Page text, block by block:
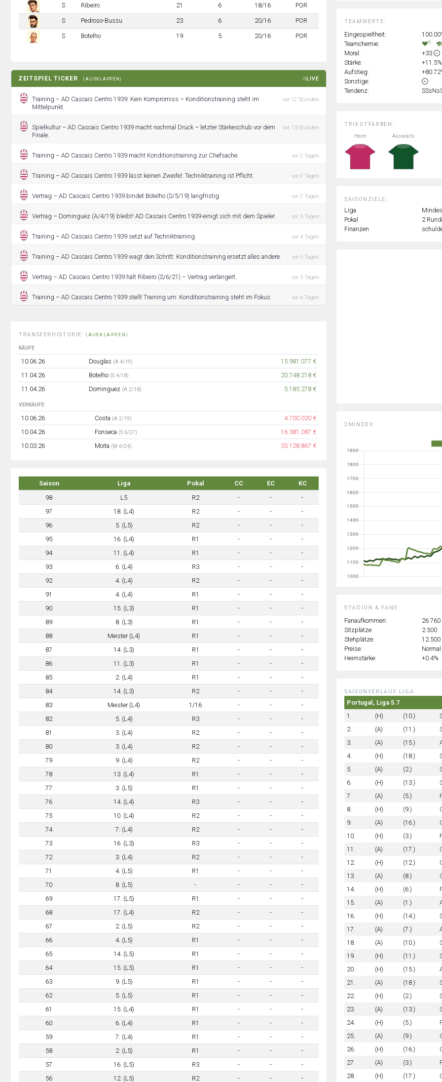
S Ribeiro 21 6 18/16 POR
S Pedroso-Bussu 23 6 20/16 POR
S Botelho 19 5 20/16 POR
ZEITSPIEL TICKER (AUSKLAPPEN) LIVE
Training – AD Cascais Centro 1939: Kein Kompromiss – Konditionstraining steht im
Mittelpunkt.
vor 12 Stunden
Spielkultur – AD Cascais Centro 1939 macht nochmal Druck – letzter Stärkeschub vor dem
Finale.
vor 13 Stunden
Training – AD Cascais Centro 1939 macht Konditionstraining zur Chefsache. vor 2 Tagen
Training – AD Cascais Centro 1939 lässt keinen Zweifel: Techniktraining ist Pflicht. vor 2 Tagen
Vertrag – AD Cascais Centro 1939 bindet Botelho (S/5/19) langfristig. vor 2 Tagen
Vertrag – Dominguez (A/4/19) bleibt! AD Cascais Centro 1939 einigt sich mit dem Spieler. vor 3 Tagen
Training – AD Cascais Centro 1939 setzt auf Techniktraining. vor 4 Tagen
Training – AD Cascais Centro 1939 wagt den Schritt: Konditionstraining ersetzt alles andere. vor 5 Tagen
Vertrag – AD Cascais Centro 1939 hält Ribeiro (S/6/21) – Vertrag verlängert. vor 5 Tagen
Training – AD Cascais Centro 1939 stellt Training um: Konditionstraining steht im Fokus. vor 6 Tagen
TRANSFERHISTORIE:(AUSKLAPPEN)
KÄUFE
10.06.26 Douglas (A 4/19)
15.981.077 €
11.04.26
Botelho (S 4/18)
20.748.218 €
11.04.26
Dominguez (A 2/18) 5.185.278 €
VERKÄUFE
10.06.26 Costa (A 2/19)
4.700.020 €
10.04.26
Fonseca (S 6/27)
16.381.087 €
10.03.26
Moita (M 6/24) 35.128.867 €
Saison Liga Pokal CC EC
KC
98
L5 R2 - -
-
97
18. (L4) R2 - -
-
96
5. (L5) R2 - -
-
95
16. (L4) R1 - -
-
94
11. (L4) R1 - -
-
93
6. (L4) R3 - -
-
92
4. (L4) R2 - -
-
91
4. (L4) R1 - -
-
90
15. (L3) R1 - -
-
89
8. (L3) R1 - -
-
88
Meister (L4) R1 - -
-
87
14. (L3) R1 - -
-
86
11. (L3) R1 - -
-
85
2. (L4) R1 - -
-
84
14. (L3) R2 - -
-
83
Meister (L4) 1/16 - -
-
82
5. (L4) R3 - -
-
81
3. (L4) R2 - -
-
80
3. (L4) R2 - -
-
79
9. (L4) R2 - -
-
78
13. (L4) R1 - -
-
77
3. (L5) R1 - -
-
76
14. (L4) R3 - -
-
75
10. (L4) R2 - -
-
74
7. (L4) R2 - -
-
73
16. (L3) R3 - -
-
72
3. (L4) R2 - -
-
71
4. (L5) R1 - -
-
70
8. (L5) - - -
-
69
17. (L5) R1 - -
-
68
17. (L4) R2 - -
-
67
2. (L5) R2 - -
-
66
4. (L5) R1 - -
-
65
14. (L5) R1 - -
-
64
15. (L5) R1 - -
-
63
9. (L5) R1 - -
-
62
5. (L5) R1 - -
-
61
15. (L4) R1 - -
-
60
6. (L4) R1 - -
-
59
7. (L4) R1 - -
-
58
2. (L5) R1 - -
-
57
16. (L5) R3 - -
-
56
12. (L5) R2 - - -
TRIKOTFARBEN:
Heim
Auswärts
SAISONZIELE:
Liga
Pokal
Finanzen
2MINDEX:
TEAMWERTE:
Eingespieltheit:
Teamchemie:
6
Moral:
+33
Stärke:
+11.5%
Aufstieg:
Sonstige:
Tendenz:
STADION & FANS:
Fanaufkommen:
26.760
Sitzplätze:
2.500
Stehplätze:
12.500
Preise:
Normal
Heimstärke:
+0.4%
SAISONVERLAUF LIGA:
Portugal, Liga 5.7
1.
(H) (10.)
2.
(A) (11.)
3.
(A) (15.)
4.
(H) (18.)
5.
(A) (2.)
6.
(H) (13.)
7.
(A) (5.)
8.
(H) (9.)
9.
(A) (16.)
10.
(H) (3.)
11.
(A) (17.)
12.
(H) (12.)
13.
(A) (8.)
14.
(H) (6.)
15.
(A) (1.)
16.
(H) (14.)
17.
(A) (7.)
18.
(A) (10.)
19.
(H) (11.)
20.
(H) (15.)
21.
(A) (18.)
22.
(H) (2.)
23.
(A) (13.)
24.
(H) (5.)
25.
(A) (9.)
26.
(H) (16.)
27.
(A) (3.)
28.
(H) (17.)